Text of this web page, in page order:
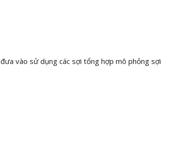
vào sử dụng các sợi tổng hợp mô phỏng sợi